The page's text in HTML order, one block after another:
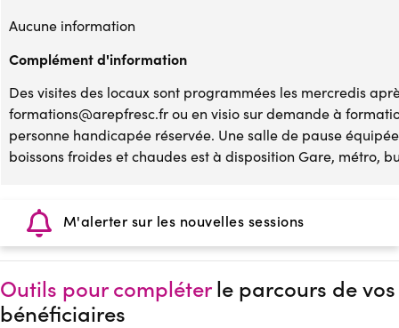
Aucune information
Complément d'information
Des visites des locaux sont programmées les mercredis
formations@arepfresc.fr ou en visio sur demande à
personne handicapée réservée. Une salle de pause
boissons froides et chaudes est à disposition Gare, métro,
M'alerter sur les nouvelles sessions
Outils pour compléterle parcours de vos
bénéficiaires